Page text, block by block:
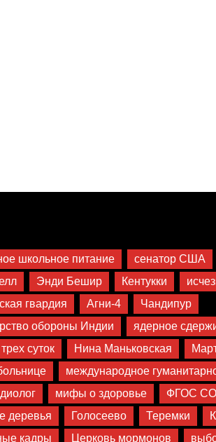
школьное питание сенатор США
Энди Бешир Кентукки
гвардия
Агни-4
Чандипур
обороны Индии
ядерное
суток
Нина Маньковская
международное
мифы о здоровье
ФГОС
деревья
Голосеево Теремки
кадры
Церковь мормонов